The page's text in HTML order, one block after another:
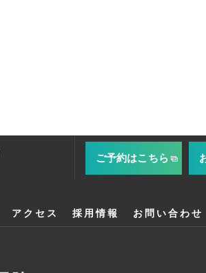
ご予約はこちら
アクセス 採用情報 お問い合わせ